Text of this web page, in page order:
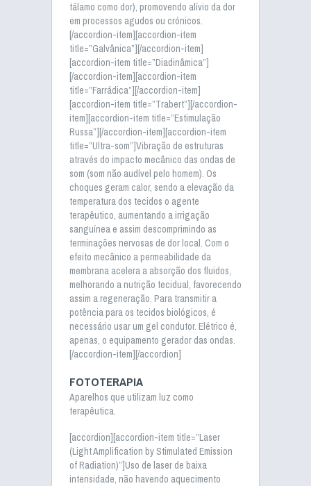
tálamo como dor), promovendo alívio da dor
em processos agudos ou crónicos.
[/accordion-item][accordion-item
title=”Galvânica”][/accordion-item]
[accordion-item title=”Diadinâmica”]
[/accordion-item][accordion-item
title=”Farrádica”][/accordion-item]
[accordion-item title=”Trabert”][/accordion-
item][accordion-item title=”Estimulação
Russa”][/accordion-item][accordion-item
title=”Ultra-som”]Vibração de estruturas
através do impacto mecânico das ondas de
som (som não audível pelo homem). Os
choques geram calor, sendo a elevação da
temperatura dos tecidos o agente
terapêutico, aumentando a irrigação
sanguínea e assim descomprimindo as
terminações nervosas de dor local. Com o
efeito mecânico a permeabilidade da
membrana acelera a absorção dos fluidos,
melhorando a nutrição tecidual, favorecendo
assim a regeneração. Para transmitir a
potência para os tecidos biológicos, é
necessário usar um gel condutor. Elétrico é,
apenas, o equipamento gerador das ondas.
[/accordion-item][/accordion]
FOTOTERAPIA
Aparelhos que utilizam luz como
terapêutica.
[accordion][accordion-item title=”Laser
(Light Amplification by Stimulated Emission
of Radiation)”]Uso de laser de baixa
intensidade, não havendo aquecimento